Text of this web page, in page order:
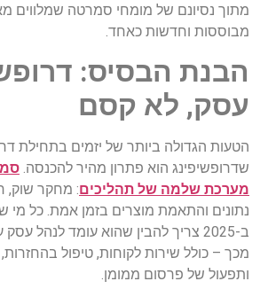
מתוך נסיונם של מומחי סמרטה שמלווים
מבוססות וחדשות כאחד.
הבנת הבסיס:
עסק, לא קסם
הטעות הגדולה ביותר של יזמים בתחילת
שדרופשיפינג הוא פתרון מהיר להכנסה.
מערכת שלמה של תהליכים: מחקר שוק,
נתונים והתאמת מוצרים בזמן אמת. כל מי
ב-2025 צריך להבין שהוא עומד לנהל
מכך – כולל שירות לקוחות, טיפול
ותפעול של פרסום ממומן.